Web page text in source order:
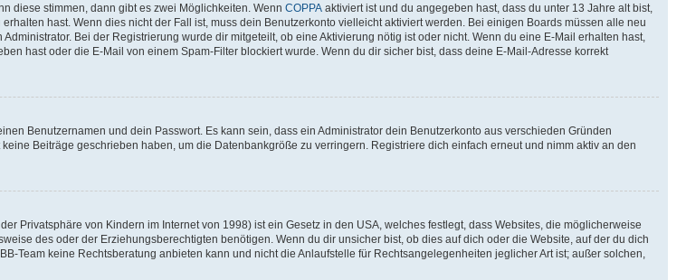
diese stimmen, dann gibt es zwei Möglichkeiten. Wenn COPPA aktiviert ist und du angegeben hast, dass du unter 13 Jahre alt bist,
hast. Wenn dies nicht der Fall ist, muss dein Benutzerkonto vielleicht aktiviert werden. Bei einigen Boards müssen alle neu
Bei der Registrierung wurde dir mitgeteilt, ob eine Aktivierung nötig ist oder nicht. Wenn du eine E-Mail erhalten hast,
hast oder die E-Mail von einem Spam-Filter blockiert wurde. Wenn du dir sicher bist, dass deine E-Mail-Adresse korrekt
Benutzernamen und dein Passwort. Es kann sein, dass ein Administrator dein Benutzerkonto aus verschieden Gründen
Beiträge geschrieben haben, um die Datenbankgröße zu verringern. Registriere dich einfach erneut und nimm aktiv an den
Privatsphäre von Kindern im Internet von 1998) ist ein Gesetz in den USA, welches festlegt, dass Websites, die möglicherweise
des oder der Erziehungsberechtigten benötigen. Wenn du dir unsicher bist, ob dies auf dich oder die Website, auf der du dich
Team keine Rechtsberatung anbieten kann und nicht die Anlaufstelle für Rechtsangelegenheiten jeglicher Art ist; außer solchen,